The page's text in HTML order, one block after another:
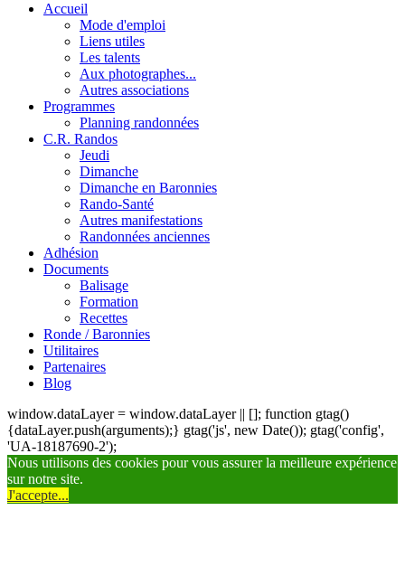
Accueil
Mode d'emploi
Liens utiles
Les talents
Aux photographes...
Autres associations
Programmes
Planning randonnées
C.R. Randos
Jeudi
Dimanche
Dimanche en Baronnies
Rando-Santé
Autres manifestations
Randonnées anciennes
Adhésion
Documents
Balisage
Formation
Recettes
Ronde / Baronnies
Utilitaires
Partenaires
Blog
window.dataLayer = window.dataLayer || []; function gtag()
{dataLayer.push(arguments);} gtag('js', new Date()); gtag('config',
'UA-18187690-2');
Nous utilisons des cookies pour vous assurer la meilleure expérience
sur notre site.
J'accepte...